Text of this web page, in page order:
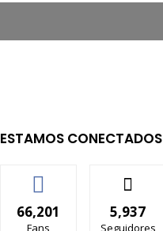
ESTAMOS CONECTADOS
66,201
Fans
5,937
Seguidores